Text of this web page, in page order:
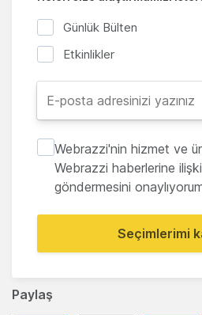
Paylaş
Günlük Bülten
Etkinlikler
Webrazzi'nin hizmet ve
Webrazzi haberlerine
göndermesini
Seçimlerimi